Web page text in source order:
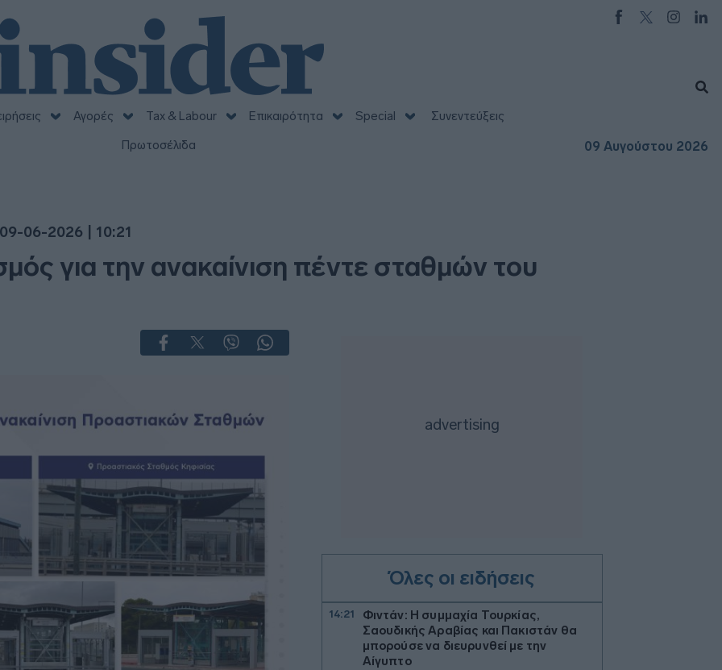
Αγορές Tax & Labour Επικαιρότητα Special
Συνεντεύξεις
Πρωτοσέλιδα
09 Αυγούστου 2026
09-06-2026 | 10:21
για την ανακαίνιση πέντε σταθμών του
Όλες οι ειδήσεις
14:21
Φιντάν: Η συμμαχία Τουρκίας,
Σαουδικής Αραβίας και Πακιστάν θα
μπορούσε να διευρυνθεί με την
Αίγυπτο